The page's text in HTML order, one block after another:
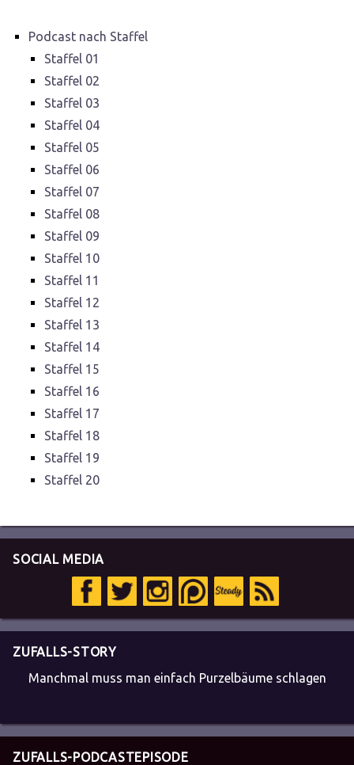
Podcast nach Staffel
Staffel 01
Staffel 02
Staffel 03
Staffel 04
Staffel 05
Staffel 06
Staffel 07
Staffel 08
Staffel 09
Staffel 10
Staffel 11
Staffel 12
Staffel 13
Staffel 14
Staffel 15
Staffel 16
Staffel 17
Staffel 18
Staffel 19
Staffel 20
SOCIAL MEDIA
ZUFALLS-STORY
Manchmal muss man einfach Purzelbäume schlagen
ZUFALLS-PODCASTEPISODE